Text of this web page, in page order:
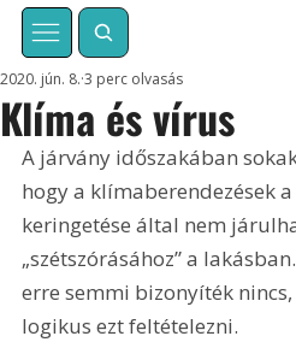
Klíma és vírus
2020. jún. 8. 3 perc olvasás
A járvány időszakában
hogy a klímaberendezések
keringetése által nem
„szétszórásához” a
erre semmi bizonyíték
logikus ezt feltételezni.